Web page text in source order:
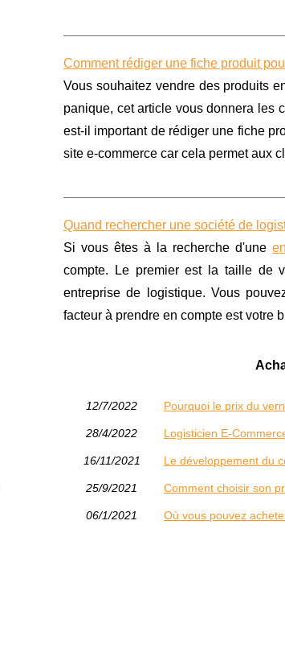
Comment rédiger une fiche produit
Vous souhaitez vendre des produits
panique, cet article vous donnera les
est-il important de rédiger une fiche
site e-commerce car cela permet aux
Quand rechercher une société de
Si vous êtes à la recherche d'une
compte. Le premier est la taille de
entreprise de logistique. Vous
facteur à prendre en compte est votre
12/7/2022 Pourquoi le prix du
28/4/2022 Logisticien E-
16/11/2021 Le développement du
25/9/2021 Comment choisir son
06/1/2021 Où vous pouvez